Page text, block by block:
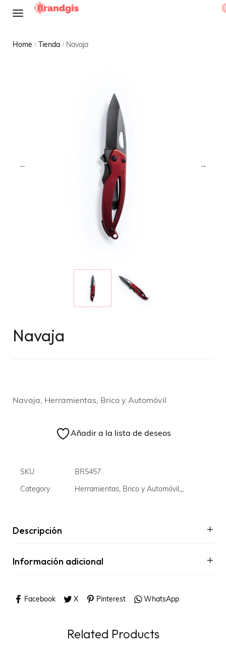
Home / Tienda / Navaja
Navaja
Navaja, Herramientas, Brico y Automóvil
Añadir a la lista de deseos
SKU BR5457
Category Herramientas, Brico y Automóvil,,,
Descripción
Información adicional
Facebook X Pinterest WhatsApp
Related Products